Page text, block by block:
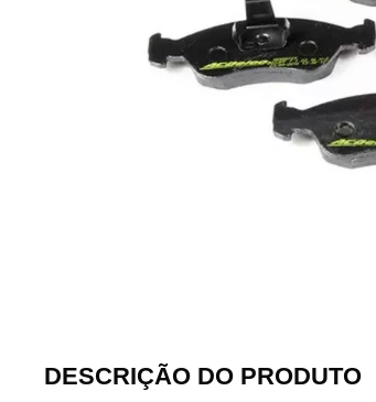
DESCRIÇÃO DO PRODUTO